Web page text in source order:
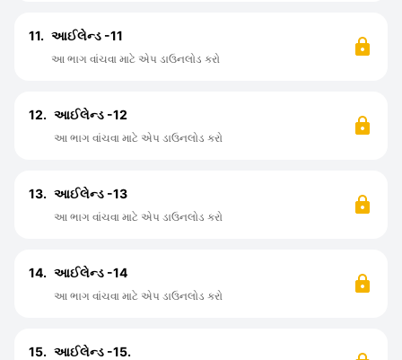
11. આઈલેન્ડ -11
આ ભાગ વાંચવા માટે એપ ડાઉનલોડ કરો
12. આઈલેન્ડ -12
આ ભાગ વાંચવા માટે એપ ડાઉનલોડ કરો
13. આઈલેન્ડ -13
આ ભાગ વાંચવા માટે એપ ડાઉનલોડ કરો
14. આઈલેન્ડ -14
આ ભાગ વાંચવા માટે એપ ડાઉનલોડ કરો
15. આઈલેન્ડ -15.